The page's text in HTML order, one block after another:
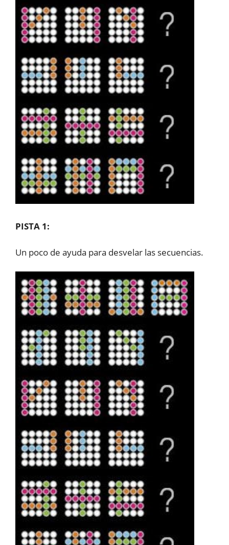
PISTA 1:
Un poco de ayuda para desvelar las secuencias.